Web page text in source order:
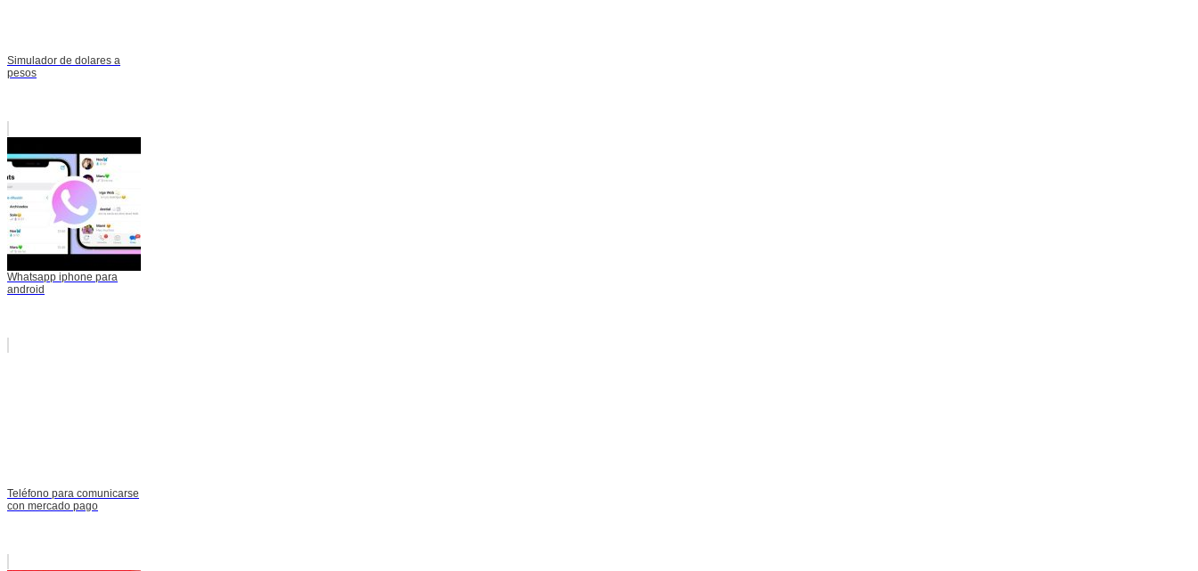
Simulador de dolares a
pesos
Whatsapp iphone para
android
Teléfono para comunicarse
con mercado pago